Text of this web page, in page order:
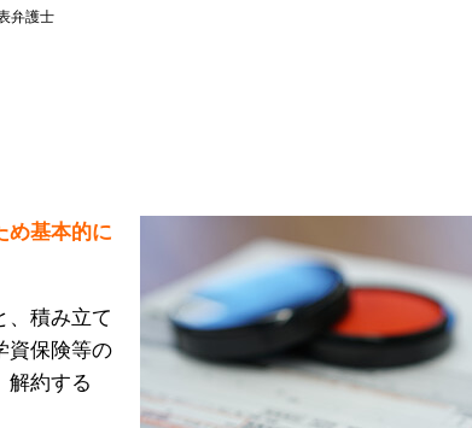
弁護士
め基本的に
、積み立て
資保険等の
解約する